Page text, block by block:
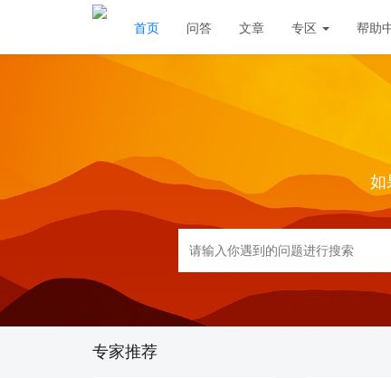
首页 问答 文章 专区 帮助
如
专家推荐